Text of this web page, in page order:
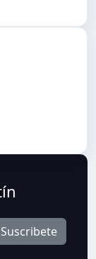
Suscribete